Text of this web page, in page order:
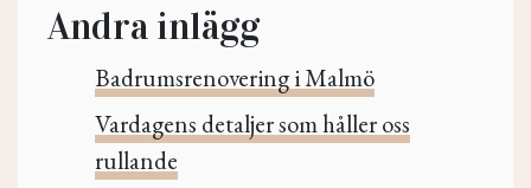
Andra inlägg
Badrumsrenovering i Malmö
Vardagens detaljer som håller oss
rullande